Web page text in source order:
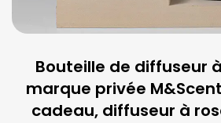
Bouteille de diffuseur
marque privée
cadeau, diffuseur à